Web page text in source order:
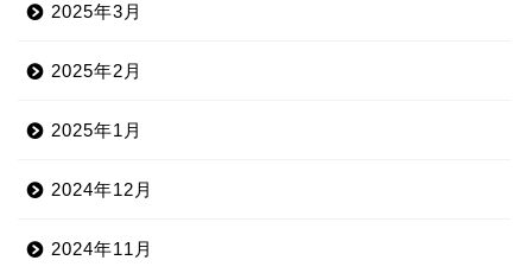
2025年3月
2025年2月
2025年1月
2024年12月
2024年11月